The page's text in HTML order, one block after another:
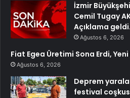
İzmir
Cemil Tugay
Açıklama
Ağustos 6, 2026
Fiat Egea Üretimi Sona Erdi,
Ağustos 6, 2026
Deprem
festival